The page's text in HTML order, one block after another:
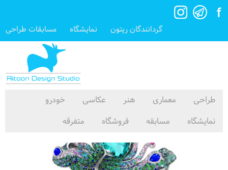
گردانندگان ریتون نمایشگاه مسابقات طراحی
طراحی معماری هنر عکاسی
خودرو
نمایشگاه
مسابقه فروشگاه متفرقه